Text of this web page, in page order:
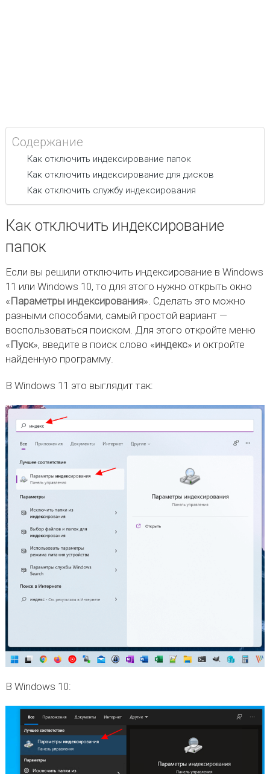
Содержание
Как отключить индексирование папок
Как отключить индексирование для дисков
Как отключить службу индексирования
Как отключить индексирование
папок
Если вы решили отключить индексирование в Windows
11 или Windows 10, то для этого нужно открыть окно
«Параметры индексирования». Сделать это можно
разными способами, самый простой вариант —
воспользоваться поиском. Для этого откройте меню
«Пуск», введите в поиск слово «индекс» и октройте
найденную программу.
В Windows 11 это выглядит так:
В Windows 10: